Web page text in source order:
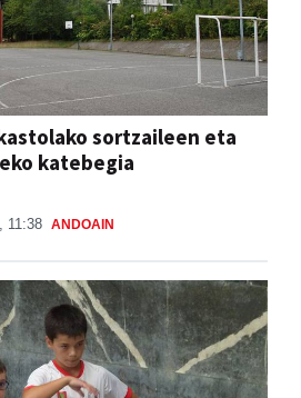
sortzaileen eta
katebegia
11:38 ANDOAIN